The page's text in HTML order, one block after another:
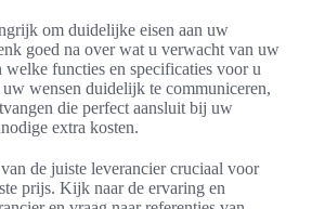
om duidelijke eisen aan uw
goed na over wat u verwacht van uw
welke functies en specificaties voor u
wensen duidelijk te communiceren,
die perfect aansluit bij uw
extra kosten.
de juiste leverancier cruciaal voor
prijs. Kijk naar de ervaring en